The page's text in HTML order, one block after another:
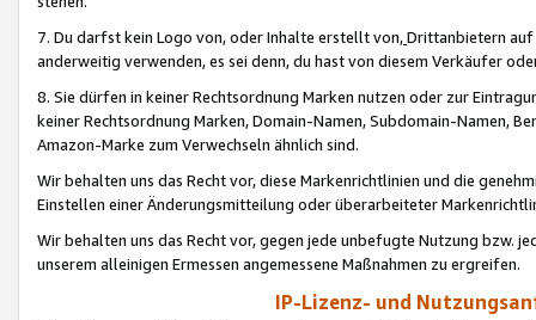
7. Du darfst kein Logo von, oder Inhalte erstellt von,Drittanbietern auf
anderweitig verwenden, es sei denn, du hast von diesem Verkäufer
8. Sie dürfen in keiner Rechtsordnung Marken nutzen oder zur
keiner Rechtsordnung Marken, Domain-Namen, Subdomain-Namen,
Amazon-Marke zum Verwechseln ähnlich sind.
Wir behalten uns das Recht vor, diese Markenrichtlinien und die
Einstellen einer Änderungsmitteilung oder überarbeiteter
Wir behalten uns das Recht vor, gegen jede unbefugte Nutzung bzw.
unserem alleinigen Ermessen angemessene Maßnahmen zu ergreifen.
IP-Lizenz- und